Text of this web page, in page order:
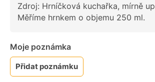
Zdroj: Hrníčková kuchařka, mírně
Měříme hrnkem o objemu 250 ml.
Moje poznámka
Přidat poznámku